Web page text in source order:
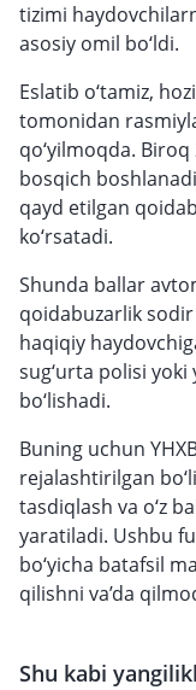
tizimi
asosiy omil bo‘ldi.
Eslatib o‘tamiz,
tomonidan
qo‘yilmoqda.
bosqich
qayd etilgan
ko‘rsatadi.
Shunda ballar
qoidabuzarlik
haqiqiy
sug‘urta polisi
bo‘lishadi.
Buning uchun
rejalashtirilgan
tasdiqlash va o‘z
yaratiladi. Ushbu
bo‘yicha batafsil
qilishni va’da
Shu kabi